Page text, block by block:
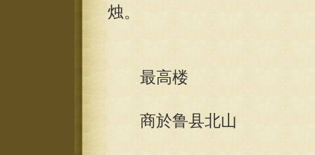
烛。
最高楼
商於鲁县北山